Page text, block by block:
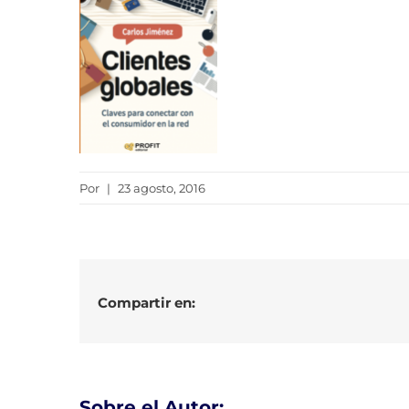
Por | 23 agosto, 2016
Compartir en: